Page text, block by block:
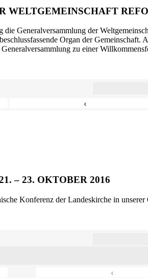
WELTGEMEINSCHAFT
Generalversammlung der
Organ der
zu einer
‹
– 23. OKTOBER 2016
Konferenz der Landeskirche in unserer
‹